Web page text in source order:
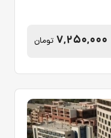
7,250,000 تومان